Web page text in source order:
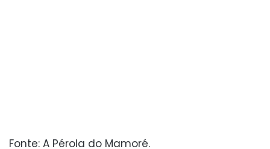
Fonte: A Pérola do Mamoré.